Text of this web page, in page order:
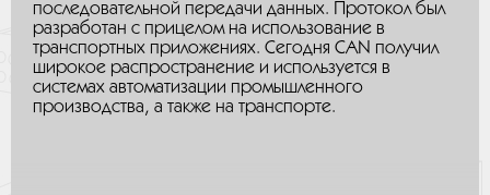
последовательной передачи данных. Протокол был
разработан с прицелом на использование в
транспортных приложениях. Сегодня CAN получил
широкое распространение и используется в
системах автоматизации промышленного
производства, а также на транспорте.